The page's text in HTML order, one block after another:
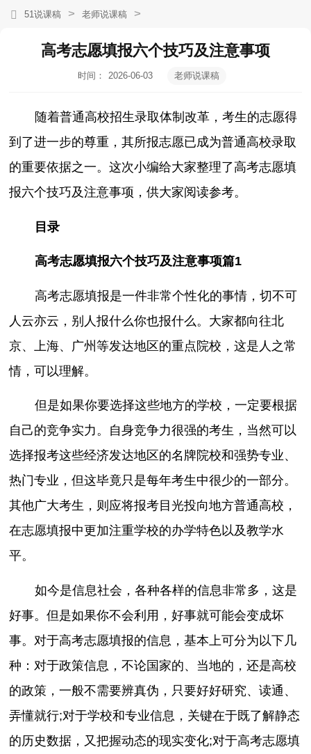
51说课稿 > 老师说课稿 >
高考志愿填报六个技巧及注意事项
时间：
2026-06-03
老师说课稿
随着普通高校招生录取体制改革，考生的志愿得
到了进一步的尊重，其所报志愿已成为普通高校录取
的重要依据之一。这次小编给大家整理了高考志愿填
报六个技巧及注意事项，供大家阅读参考。
目录
高考志愿填报六个技巧及注意事项篇1
高考志愿填报是一件非常个性化的事情，切不可
人云亦云，别人报什么你也报什么。大家都向往北
京、上海、广州等发达地区的重点院校，这是人之常
情，可以理解。
但是如果你要选择这些地方的学校，一定要根据
自己的竞争实力。自身竞争力很强的考生，当然可以
选择报考这些经济发达地区的名牌院校和强势专业、
热门专业，但这毕竟只是每年考生中很少的一部分。
其他广大考生，则应将报考目光投向地方普通高校，
在志愿填报中更加注重学校的办学特色以及教学水
平。
如今是信息社会，各种各样的信息非常多，这是
好事。但是如果你不会利用，好事就可能会变成坏
事。对于高考志愿填报的信息，基本上可分为以下几
种：对于政策信息，不论国家的、当地的，还是高校
的政策，一般不需要辨真伪，只要好好研究、读通、
弄懂就行;对于学校和专业信息，关键在于既了解静态
的历史数据，又把握动态的现实变化;对于高考志愿填